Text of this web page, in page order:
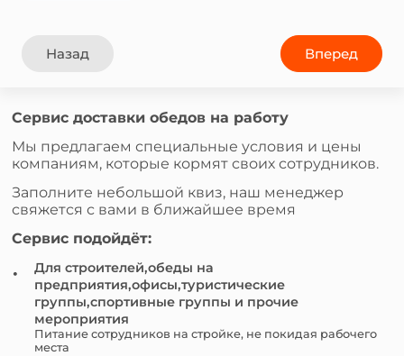
Назад Вперед
Сервис доставки обедов на работу
Мы предлагаем специальные условия и цены
компаниям, которые кормят своих сотрудников.
Заполните небольшой квиз, наш менеджер
свяжется с вами в ближайшее время
Сервис подойдёт:
Для строителей,обеды на
предприятия,офисы,туристические
группы,спортивные группы и прочие
мероприятия
Питание сотрудников на стройке, не покидая рабочего
места